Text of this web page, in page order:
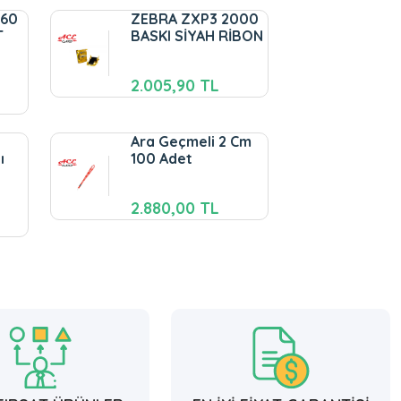
ZEBRA ZXP3 2000
BASKI SİYAH RİBON
2.005,90 TL
Ara Geçmeli 2 Cm
100 Adet
2.880,00 TL